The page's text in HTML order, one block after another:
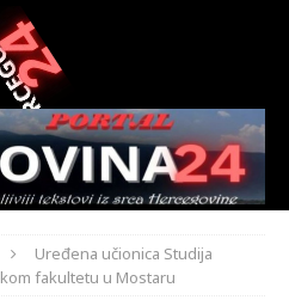
Uređena učionica Studija
fakultetu u Mostaru